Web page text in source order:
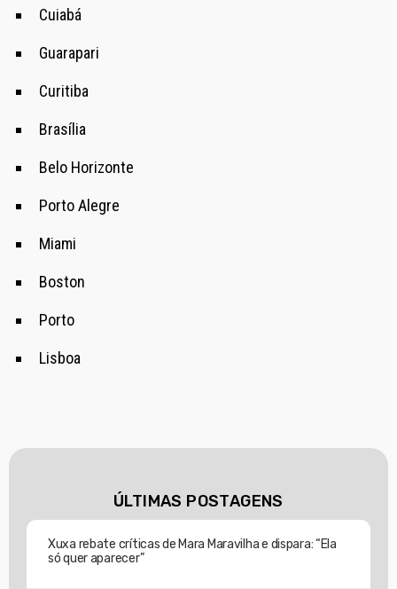
Cuiabá
Guarapari
Curitiba
Brasília
Belo Horizonte
Porto Alegre
Miami
Boston
Porto
Lisboa
ÚLTIMAS POSTAGENS
Xuxa rebate críticas de Mara Maravilha e dispara: “Ela
só quer aparecer”